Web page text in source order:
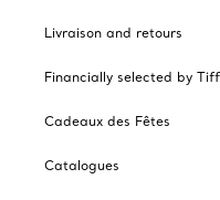
Livraison and retours
Financially selected by
Cadeaux des Fêtes
Catalogues